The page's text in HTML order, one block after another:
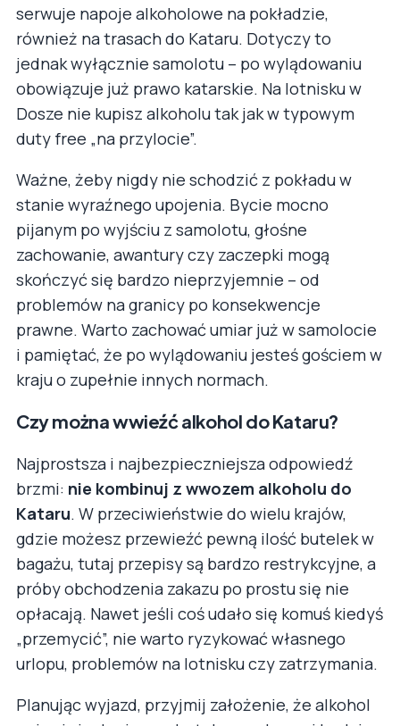
serwuje napoje alkoholowe na pokładzie,
również na trasach do Kataru. Dotyczy to
jednak wyłącznie samolotu – po wylądowaniu
obowiązuje już prawo katarskie. Na lotnisku w
Dosze nie kupisz alkoholu tak jak w typowym
duty free „na przylocie”.
Ważne, żeby nigdy nie schodzić z pokładu w
stanie wyraźnego upojenia. Bycie mocno
pijanym po wyjściu z samolotu, głośne
zachowanie, awantury czy zaczepki mogą
skończyć się bardzo nieprzyjemnie – od
problemów na granicy po konsekwencje
prawne. Warto zachować umiar już w samolocie
i pamiętać, że po wylądowaniu jesteś gościem w
kraju o zupełnie innych normach.
Czy można wwieźć alkohol do Kataru?
Najprostsza i najbezpieczniejsza odpowiedź
brzmi: nie kombinuj z wwozem alkoholu do
Kataru. W przeciwieństwie do wielu krajów,
gdzie możesz przewieźć pewną ilość butelek w
bagażu, tutaj przepisy są bardzo restrykcyjne, a
próby obchodzenia zakazu po prostu się nie
opłacają. Nawet jeśli coś udało się komuś kiedyś
„przemycić”, nie warto ryzykować własnego
urlopu, problemów na lotnisku czy zatrzymania.
Planując wyjazd, przyjmij założenie, że alkohol